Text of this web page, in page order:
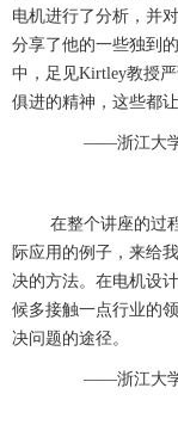
电机进行了分析，并
分享了他的一些独到
中，足见Kirtley教授
俱进的精神，这些都
——浙江大学
在整个讲座的过
际应用的例子，来给
决的方法。在电机设
候多接触一点行业的
决问题的途径。
——浙江大学